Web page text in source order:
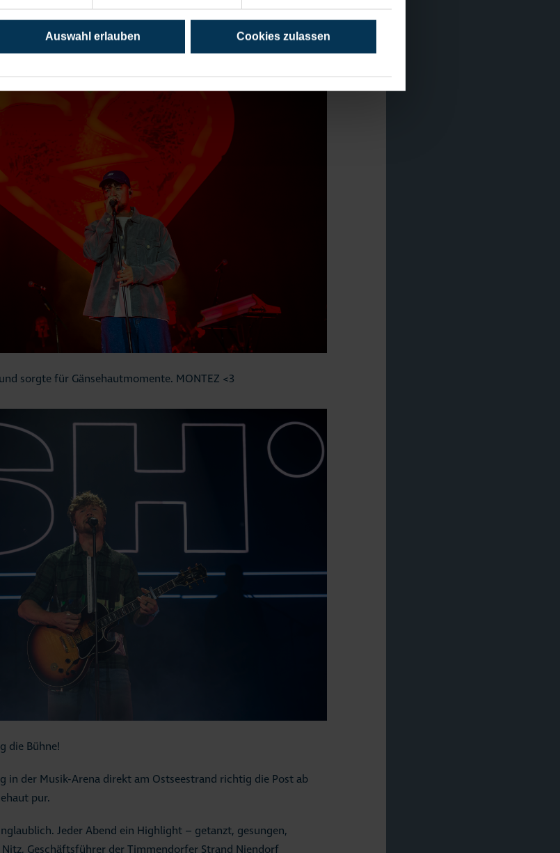
Auswahl erlauben Cookies zulassen
Ikone, die an zwei Abenden das Publikum begeisterte.
sorgte für Gänsehautmomente. MONTEZ <3
die Bühne!
in der Musik-Arena direkt am Ostseestrand richtig die Post ab
pur.
Jeder Abend ein Highlight – getanzt, gesungen,
Geschäftsführer der Timmendorfer Strand Niendorf